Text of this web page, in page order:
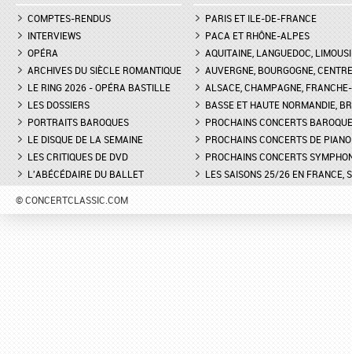
COMPTES-RENDUS
INTERVIEWS
OPÉRA
ARCHIVES DU SIÈCLE ROMANTIQUE
LE RING 2026 - OPÉRA BASTILLE
LES DOSSIERS
PORTRAITS BAROQUES
LE DISQUE DE LA SEMAINE
LES CRITIQUES DE DVD
L'ABÉCÉDAIRE DU BALLET
PARIS ET ILE-DE-FRANCE
PACA ET RHÔNE-ALPES
AQUITAINE, LANGUEDOC,
AUVERGNE, BOURGOGNE, CENTRE
ALSACE, CHAMPAGNE,
BASSE ET HAUTE NORMANDIE,
PROCHAINS CONCERTS
PROCHAINS CONCERTS DE PIANO
PROCHAINS CONCERTS
LES SAISONS 25/26 EN FRANCE,
© CONCERTCLASSIC.COM